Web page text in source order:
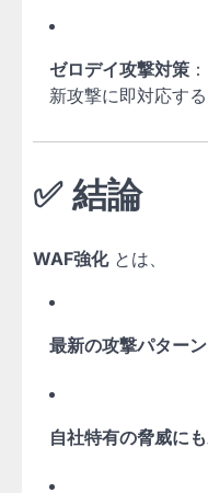
ゼロデイ攻撃対策
新攻撃に即対応す
✅ 結論
WAF強化とは、
最新の攻撃パター
自社特有の脅威に